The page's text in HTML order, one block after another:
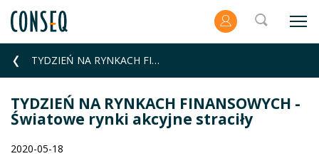
TYDZIEŃ NA RYNKACH FINANSOWYCH - Światowe rynki akcyjne straciły
TYDZIEŃ NA RYNKACH FINANSOWYCH -
Światowe rynki akcyjne straciły
2020-05-18